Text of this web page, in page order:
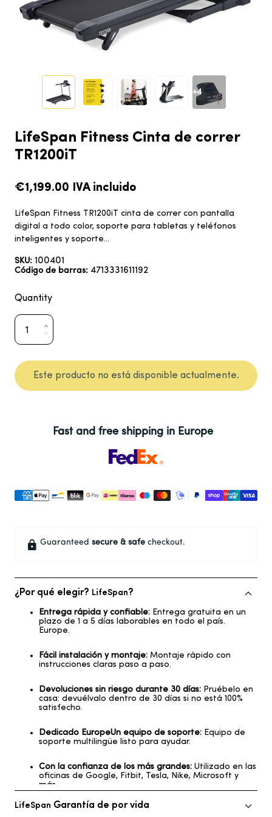
+4
LifeSpan Fitness Cinta de correr
TR1200iT
€1,199.00 IVA incluido
LifeSpan Fitness TR1200iT cinta de correr con pantalla
digital a todo color, soporte para tabletas y teléfonos
inteligentes y soporte...
SKU: 100401
Código de barras: 4713331611192
Quantity
Este producto no está disponible actualmente.
Fast and free shipping in Europe
Guaranteed secure & safe checkout.
¿Por qué elegir? LifeSpan?
Entrega rápida y confiable: Entrega gratuita en un
plazo de 1 a 5 días laborables en todo el país.
Europe.
Fácil instalación y montaje: Montaje rápido con
instrucciones claras paso a paso.
Devoluciones sin riesgo durante 30 días: Pruébelo en
casa: devuélvalo dentro de 30 días si no está 100%
satisfecho.
Dedicado EuropeUn equipo de soporte: Equipo de
soporte multilingüe listo para ayudar.
Con la confianza de los más grandes: Utilizado en las
oficinas de Google, Fitbit, Tesla, Nike, Microsoft y
más.
LifeSpan Garantía de por vida